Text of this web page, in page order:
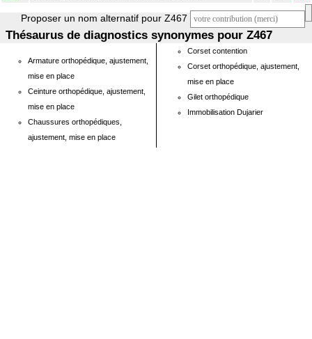
Proposer un nom alternatif pour Z467
Thésaurus de diagnostics synonymes pour Z467
Armature orthopédique, ajustement,
mise en place
Ceinture orthopédique, ajustement,
mise en place
Chaussures orthopédiques,
ajustement, mise en place
Corset contention
Corset orthopédique, ajustement,
mise en place
Gilet orthopédique
Immobilisation Dujarier